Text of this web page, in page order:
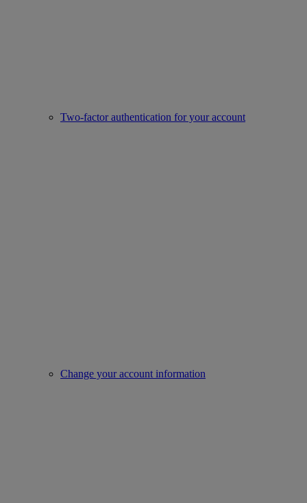
Two-factor authentication for your account
Change your account information